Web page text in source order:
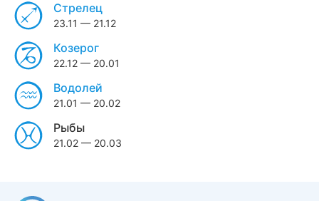
Стрелец
23.11 — 21.12
Козерог
22.12 — 20.01
Водолей
21.01 — 20.02
Рыбы
21.02 — 20.03